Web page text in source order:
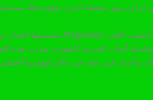
أو أي رموز مفضلة أخرى. توقع تدفقًا